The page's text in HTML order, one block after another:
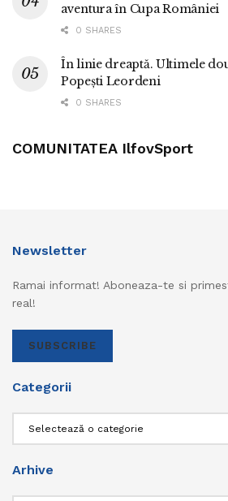
aventura în Cupa României
0 SHARES
În linie dreaptă. Ultimele
Popești Leordeni
0 SHARES
COMUNITATEA IlfovSport
Newsletter
Ramai informat! Aboneaza-te si
real!
SUBSCRIBE
Categorii
Arhive